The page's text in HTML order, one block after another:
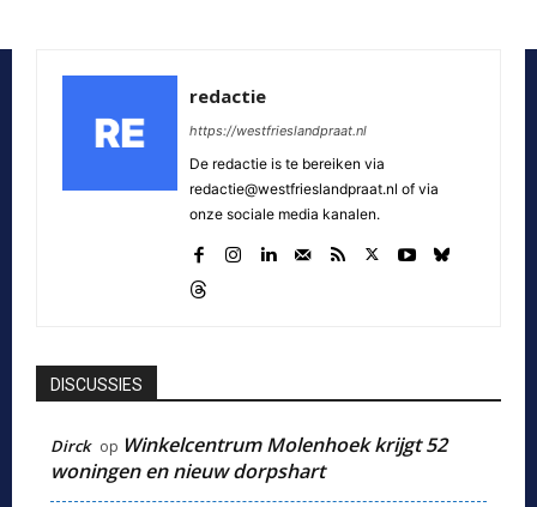
redactie
https://westfrieslandpraat.nl
De redactie is te bereiken via
redactie@westfrieslandpraat.nl of via
onze sociale media kanalen.
DISCUSSIES
Dirck op Winkelcentrum Molenhoek krijgt 52
woningen en nieuw dorpshart